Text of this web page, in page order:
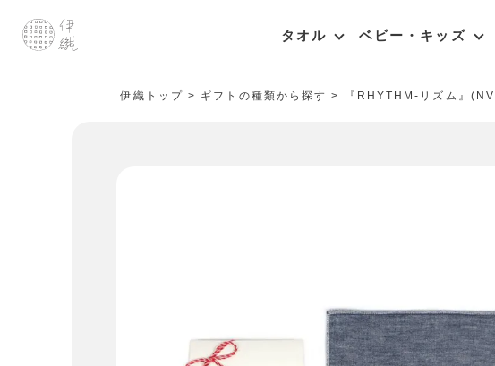
タオル ベビー・キッズ
伊織トップ ギフトの種類から探す 『RHYTHM-リズム』